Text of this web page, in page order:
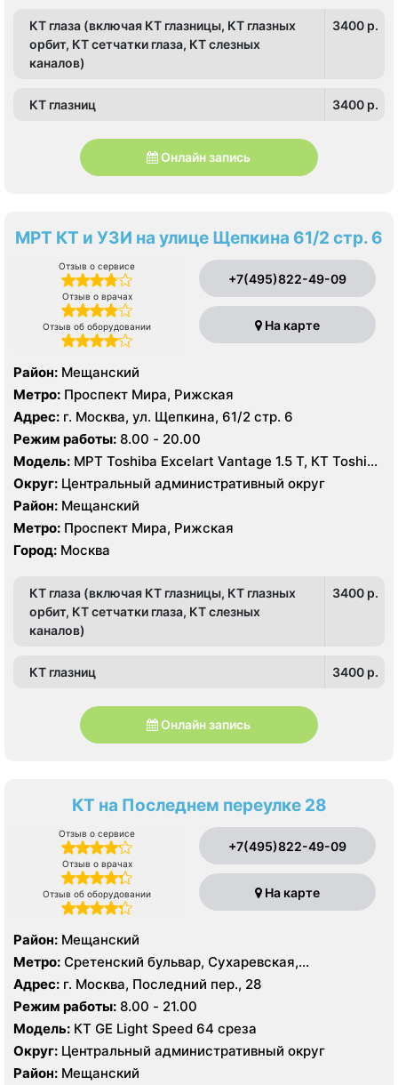
КТ глаза (включая КТ глазницы, КТ глазных
орбит, КТ сетчатки глаза, КТ слезных
каналов)
3400 p.
КТ глазниц 3400 p.
Онлайн запись
МРТ КТ и УЗИ на улице Щепкина 61/2 стр. 6
Отзыв о сервисе
Отзыв о врачах
Отзыв об оборудовании
+7(495)822-49-09
На карте
Район: Мещанский
Метро: Проспект Мира, Рижская
Адрес: г. Москва, ул. Щепкина, 61/2 стр. 6
Режим работы: 8.00 - 20.00
Модель: МРТ Toshiba Excelart Vantage 1.5 Т, КТ Toshiba
Aquilion 64 среза, УЗИ
Округ: Центральный административный округ
Район: Мещанский
Метро: Проспект Мира, Рижская
Город: Москва
КТ глаза (включая КТ глазницы, КТ глазных
орбит, КТ сетчатки глаза, КТ слезных
каналов)
3400 p.
КТ глазниц 3400 p.
Онлайн запись
КТ на Последнем переулке 28
Отзыв о сервисе
Отзыв о врачах
Отзыв об оборудовании
+7(495)822-49-09
На карте
Район: Мещанский
Метро: Сретенский бульвар, Сухаревская,
Тургеневская
Адрес: г. Москва, Последний пер., 28
Режим работы: 8.00 - 21.00
Модель: КТ GE Light Speed 64 среза
Округ: Центральный административный округ
Район: Мещанский